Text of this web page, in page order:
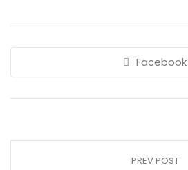
Facebook
PREV POST